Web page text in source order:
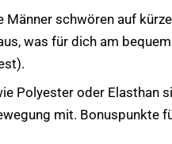
Männer schwören auf
was für dich am
Polyester oder Elasthan
mit. Bonuspunkte